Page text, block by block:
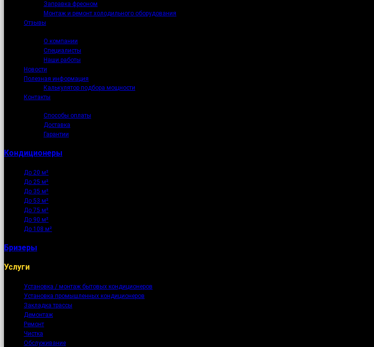
Заправка фреоном
Монтаж и ремонт холодильного оборудования
Отзывы
О компании
Специалисты
Наши работы
Новости
Полезная информация
Калькулятор подбора мощности
Контакты
Способы оплаты
Доставка
Гарантии
Кондиционеры
До 20 м²
До 25 м²
До 35 м²
До 53 м²
До 75 м²
До 90 м²
До 108 м²
Бризеры
Услуги
Установка / монтаж бытовых кондиционеров
Установка промышленных кондиционеров
Закладка трассы
Демонтаж
Ремонт
Чистка
Обслуживание